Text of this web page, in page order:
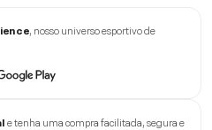
, nosso universo esportivo de
e tenha uma compra facilitada, segura e